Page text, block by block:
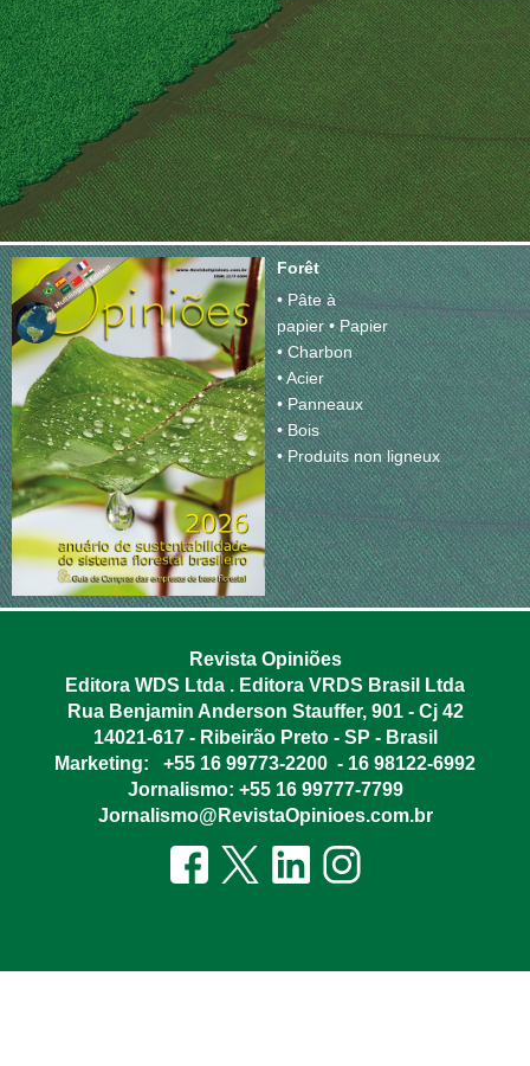
Forêt
• Pâte à
papier • Papier
• Charbon
• Acier
• Panneaux
• Bois
• Produits non ligneux
Revista Opiniões
Editora WDS Ltda . Editora VRDS Brasil Ltda
Rua Benjamin Anderson Stauffer, 901 - Cj 42
14021-617 - Ribeirão Preto - SP - Brasil
Marketing: +55 16 99773-2200 - 16 98122-6992
Jornalismo: +55 16 99777-7799
Jornalismo@RevistaOpinioes.com.br